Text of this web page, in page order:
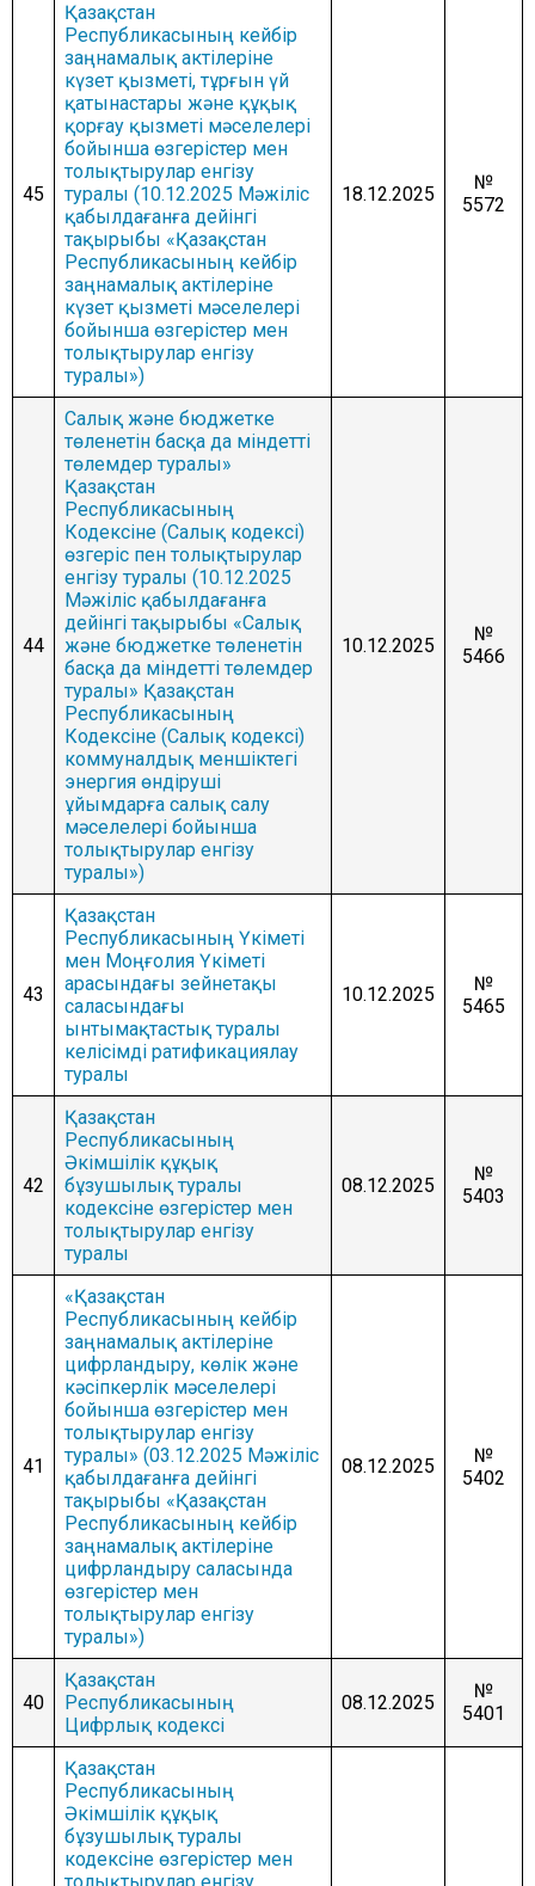
45
Қазақстан
Республикасының кейбір
заңнамалық актілеріне
күзет қызметі, тұрғын үй
қатынастары және құқық
қорғау қызметі мәселелері
бойынша өзгерістер мен
толықтырулар енгізу
туралы (10.12.2025 Мәжіліс
қабылдағанға дейінгі
тақырыбы «Қазақстан
Республикасының кейбір
заңнамалық актілеріне
күзет қызметі мәселелері
бойынша өзгерістер мен
толықтырулар енгізу
туралы»)
18.12.2025
№
5572
44
Салық және бюджетке
төленетін басқа да міндетті
төлемдер туралы»
Қазақстан
Республикасының
Кодексіне (Салық кодексі)
өзгеріс пен толықтырулар
енгізу туралы (10.12.2025
Мәжіліс қабылдағанға
дейінгі тақырыбы «Салық
және бюджетке төленетін
басқа да міндетті төлемдер
туралы» Қазақстан
Республикасының
Кодексіне (Салық кодексі)
коммуналдық меншіктегі
энергия өндіруші
ұйымдарға салық салу
мәселелері бойынша
толықтырулар енгізу
туралы»)
10.12.2025
№
5466
43
Қазақстан
Республикасының Үкіметі
мен Моңғолия Үкіметі
арасындағы зейнетақы
саласындағы
ынтымақтастық туралы
келісімді ратификациялау
туралы
10.12.2025
№
5465
42
Қазақстан
Республикасының
Әкімшілік құқық
бұзушылық туралы
кодексіне өзгерістер мен
толықтырулар енгізу
туралы
08.12.2025
№
5403
41
«Қазақстан
Республикасының кейбір
заңнамалық актілеріне
цифрландыру, көлік және
кәсіпкерлік мәселелері
бойынша өзгерістер мен
толықтырулар енгізу
туралы» (03.12.2025 Мәжіліс
қабылдағанға дейінгі
тақырыбы «Қазақстан
Республикасының кейбір
заңнамалық актілеріне
цифрландыру саласында
өзгерістер мен
толықтырулар енгізу
туралы»)
08.12.2025
№
5402
40
Қазақстан
Республикасының
Цифрлық кодексі
08.12.2025
№
5401
Қазақстан
Республикасының
Әкімшілік құқық
бұзушылық туралы
кодексіне өзгерістер мен